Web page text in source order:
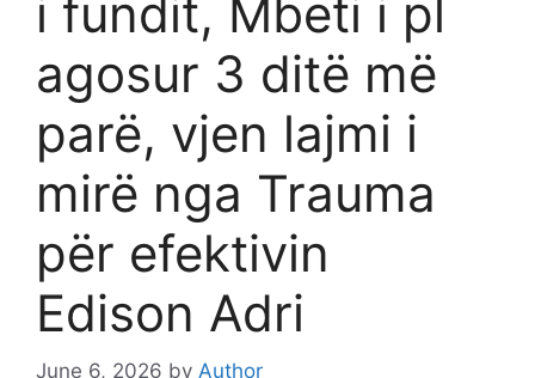
i fundit, Mbeti i pl
agosur 3 ditë më
parë, vjen lajmi i
mirë nga Trauma
për efektivin
Edison Adri
June 6, 2026 by Author